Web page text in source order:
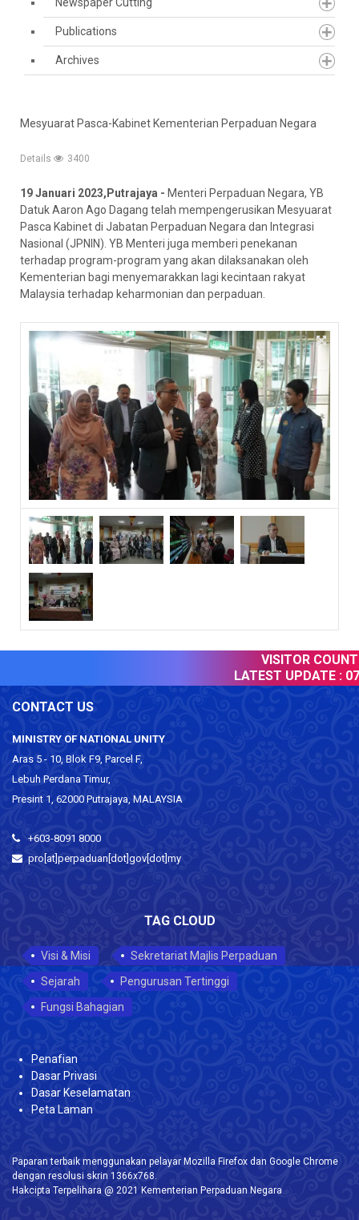
Publications
Archives
Mesyuarat Pasca-Kabinet Kementerian Perpaduan Negara
Details 3400
19 Januari 2023,Putrajaya - Menteri Perpaduan Negara, YB
Datuk Aaron Ago Dagang telah mempengerusikan Mesyuarat
Pasca Kabinet di Jabatan Perpaduan Negara dan Integrasi
Nasional (JPNIN). YB Menteri juga memberi penekanan
terhadap program-program yang akan dilaksanakan oleh
Kementerian bagi menyemarakkan lagi kecintaan rakyat
Malaysia terhadap keharmonian dan perpaduan.
VISITOR
LATEST UPDATE : 07
CONTACT US
MINISTRY OF NATIONAL UNITY
Aras 5 - 10, Blok F9, Parcel F,
Lebuh Perdana Timur,
Presint 1, 62000 Putrajaya, MALAYSIA
+603-8091 8000
pro[at]perpaduan[dot]gov[dot]my
TAG CLOUD
Visi & Misi
Sekretariat Majlis Perpaduan
Sejarah
Pengurusan Tertinggi
Fungsi Bahagian
Penafian
Dasar Privasi
Dasar Keselamatan
Peta Laman
Paparan terbaik menggunakan pelayar Mozilla Firefox dan Google Chrome
dengan resolusi skrin 1366x768.
Hakcipta Terpelihara @ 2021 Kementerian Perpaduan Negara